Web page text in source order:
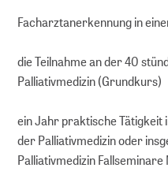
Facharztanerkennung in
die Teilnahme an der 40
Palliativmedizin (Grundkurs)
ein Jahr praktische
der Palliativmedizin oder
Palliativmedizin Fallseminare